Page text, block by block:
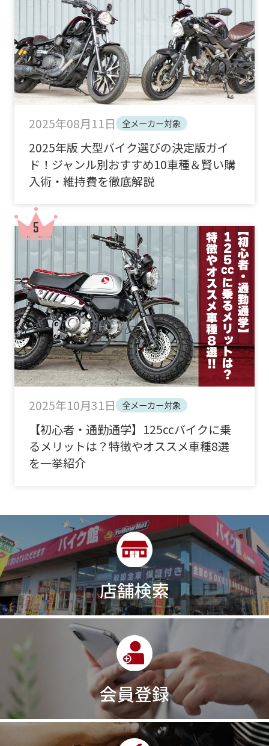
2025年08月11日 全メーカー対象
2025年版 大型バイク選びの決定版ガイ
ド！ジャンル別おすすめ10車種＆賢い購
入術・維持費を徹底解説
2025年10月31日 全メーカー対象
【初心者・通勤通学】125ccバイクに乗
るメリットは？特徴やオススメ車種8選
を一挙紹介
店舗検索
会員登録